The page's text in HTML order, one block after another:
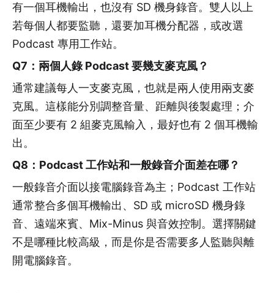
有一個耳機輸出，也沒有 SD 機身錄音。雙人以上
若每個人都要監聽，還要加耳機分配器，或改選
Podcast 專用工作站。
Q7：兩個人錄 Podcast 要幾支麥克風？
通常建議每人一支麥克風，也就是兩人使用兩支麥
克風。這樣能分別調整音量、距離與後製處理；介
面至少要有 2 組麥克風輸入，最好也有 2 個耳機輸
出。
Q8：Podcast 工作站和一般錄音介面差在哪？
一般錄音介面以接電腦錄音為主；Podcast 工作站
通常整合多個耳機輸出、SD 或 microSD 機身錄
音、遠端來賓、Mix-Minus 與音效控制。選擇關鍵
不是哪種比較高級，而是你是否需要多人監聽與離
開電腦錄音。